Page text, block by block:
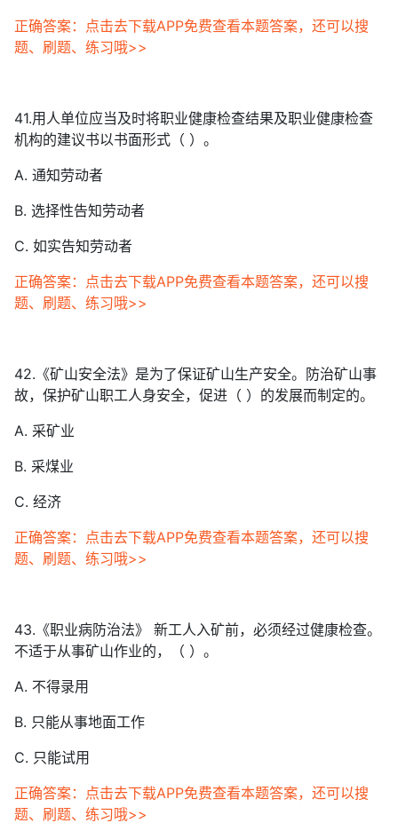
正确答案：点击去下载APP免费查看本题答案，还可以搜
题、刷题、练习哦>>
41.用人单位应当及时将职业健康检查结果及职业健康检查
机构的建议书以书面形式（ ）。
A. 通知劳动者
B. 选择性告知劳动者
C. 如实告知劳动者
正确答案：点击去下载APP免费查看本题答案，还可以搜
题、刷题、练习哦>>
42.《矿山安全法》是为了保证矿山生产安全。防治矿山事
故，保护矿山职工人身安全，促进（ ）的发展而制定的。
A. 采矿业
B. 采煤业
C. 经济
正确答案：点击去下载APP免费查看本题答案，还可以搜
题、刷题、练习哦>>
43.《职业病防治法》 新工人入矿前，必须经过健康检查。
不适于从事矿山作业的，（ ）。
A. 不得录用
B. 只能从事地面工作
C. 只能试用
正确答案：点击去下载APP免费查看本题答案，还可以搜
题、刷题、练习哦>>